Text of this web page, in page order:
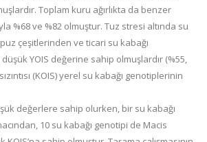
Toplam kuru ağırlıkta da benzer
%68 ve %82 olmuştur. Tuz stresi altında su
çeşitlerinden ve ticari su kabağı
YOIS değerine sahip olmuşlardır (%55,
(KOIS) yerel su kabağı genotiplerinin
değerlere sahip olurken, bir su kabağı
10 su kabağı genotipi de Macis